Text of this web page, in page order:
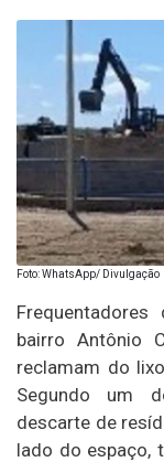
Foto: WhatsApp/ Divulgação
bairro Antônio
reclamam do
Segundo um
descarte de
lado do espaço,